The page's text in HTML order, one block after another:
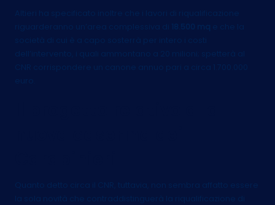
Altieri ha specificato inoltre che i lavori di riqualificazione
riguarderanno un’area complessiva di
18.500 mq
e che la
società di cui è a capo sosterrà per intero i costi
dell’intervento, i quali ammontano a 20 milioni; spetterà al
CNR corrispondere un canone annuo pari a circa 1.700.000
euro.
Quanto detto circa il CNR, tuttavia, non sembra affatto essere
la sola novità che contraddistinguerà la riqualificazione di